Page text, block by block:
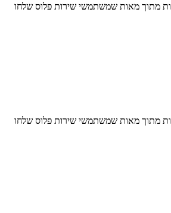
מתוך מאות שמשתמשי שירות פלוס שלחו
מתוך מאות שמשתמשי שירות פלוס שלחו